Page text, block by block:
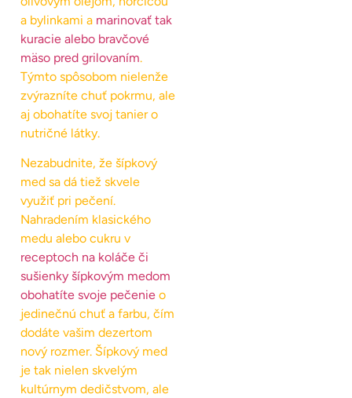
a bylinkami a marinovať tak
kuracie alebo bravčové
mäso pred grilovaním.
Týmto spôsobom nielenže
zvýrazníte chuť pokrmu, ale
aj obohatíte svoj tanier o
nutričné látky.
Nezabudnite, že šípkový
med sa dá tiež skvele
využiť pri pečení.
Nahradením klasického
medu alebo cukru v
receptoch na koláče či
sušienky šípkovým medom
obohatíte svoje pečenie o
jedinečnú chuť a farbu, čím
dodáte vašim dezertom
nový rozmer. Šípkový med
je tak nielen skvelým
kultúrnym dedičstvom, ale